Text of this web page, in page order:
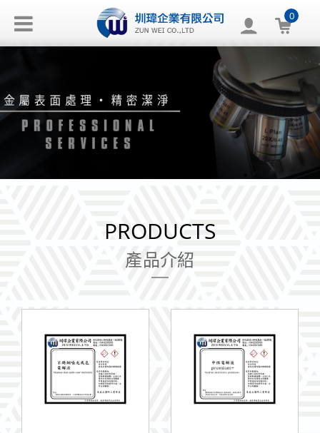
0
PRODUCTS
產品介紹